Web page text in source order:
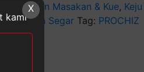
Bahan Masakan & Kue,
& Buah Segar Tag: PROCHIZ
X
kami